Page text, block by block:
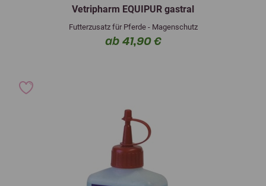
Vetripharm EQUIPUR gastral
Futterzusatz für Pferde - Magenschutz
ab 41,90 €